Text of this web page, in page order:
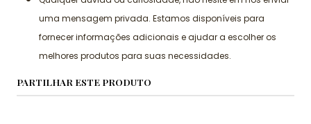
uma mensagem privada. Estamos disponíveis para
fornecer informações adicionais e ajudar a escolher os
melhores produtos para suas necessidades.
PARTILHAR ESTE PRODUTO